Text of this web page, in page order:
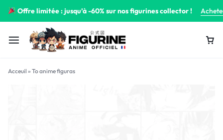
Offre limitée : jusqu’à -60% sur nos figurines collector !
Acceuil » To anime figuras